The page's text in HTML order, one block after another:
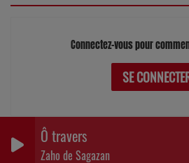
Ô travers
Zaho de Sagazan
0
Connectez-vous pour
SE